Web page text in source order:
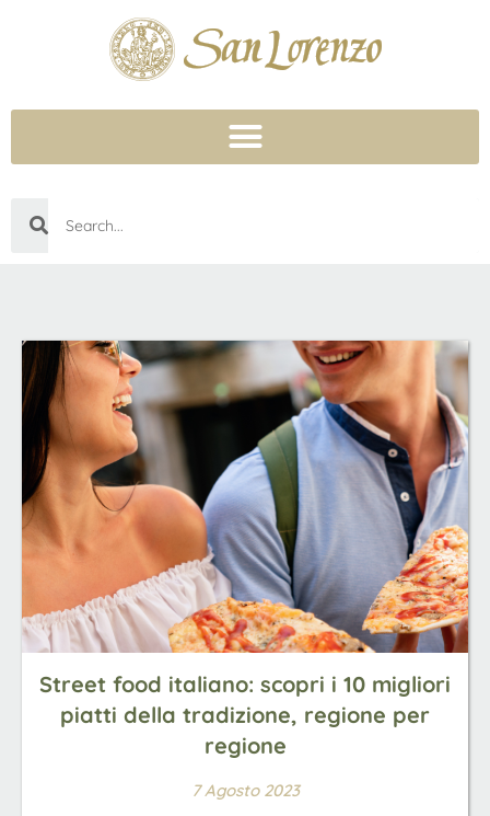
Street food italiano: scopri i 10 migliori
piatti della tradizione, regione per
regione
7 Agosto 2023